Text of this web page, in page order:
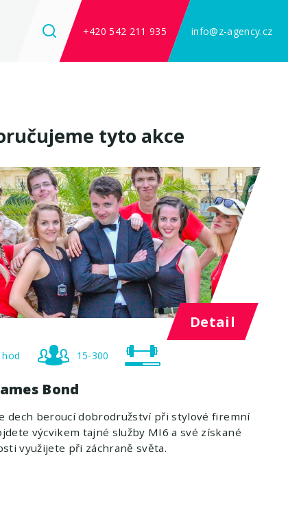
+420 542 211 935 info@z-agency.cz
tyto akce
Detail
15-300
Bond
dech beroucí dobrodružství při stylové firemní
výcvikem tajné služby MI6 a své získané
využijete při záchraně světa.